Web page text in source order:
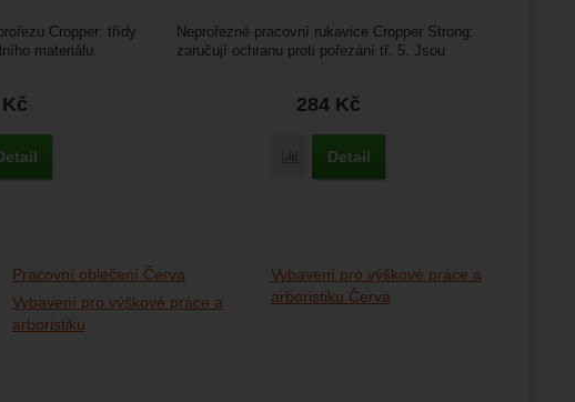
Kč
Cropper: třídy
materiálu.
284 Kč
Porovnat
Detail
Neprořezné pracovní rukavice Cropper Strong:
zaručují ochranu proti pořezání tř. 5. Jsou
Pracovní oblečení Červa
Vybavení pro výškové práce a
arboristiku
Vybavení pro výškové práce a
arboristiku Červa